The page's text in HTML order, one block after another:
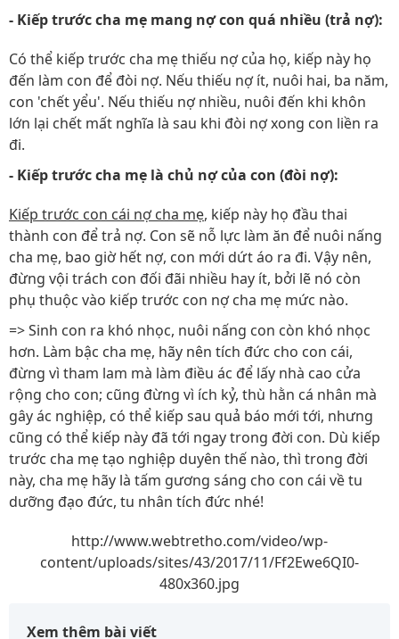
- Kiếp trước cha mẹ mang nợ con quá nhiều (trả nợ):
Có thể kiếp trước cha mẹ thiếu nợ của họ, kiếp này họ
đến làm con để đòi nợ. Nếu thiếu nợ ít, nuôi hai, ba năm,
con 'chết yểu'. Nếu thiếu nợ nhiều, nuôi đến khi khôn
lớn lại chết mất nghĩa là sau khi đòi nợ xong con liền ra
đi.
- Kiếp trước cha mẹ là chủ nợ của con (đòi nợ):
Kiếp trước con cái nợ cha mẹ, kiếp này họ đầu thai
thành con để trả nợ. Con sẽ nỗ lực làm ăn để nuôi nấng
cha mẹ, bao giờ hết nợ, con mới dứt áo ra đi. Vậy nên,
đừng vội trách con đối đãi nhiều hay ít, bởi lẽ nó còn
phụ thuộc vào kiếp trước con nợ cha mẹ mức nào.
=> Sinh con ra khó nhọc, nuôi nấng con còn khó nhọc
hơn. Làm bậc cha mẹ, hãy nên tích đức cho con cái,
đừng vì tham lam mà làm điều ác để lấy nhà cao cửa
rộng cho con; cũng đừng vì ích kỷ, thù hằn cá nhân mà
gây ác nghiệp, có thể kiếp sau quả báo mới tới, nhưng
cũng có thể kiếp này đã tới ngay trong đời con. Dù kiếp
trước cha mẹ tạo nghiệp duyên thế nào, thì trong đời
này, cha mẹ hãy là tấm gương sáng cho con cái về tu
dưỡng đạo đức, tu nhân tích đức nhé!
http://www.webtretho.com/video/wp-
content/uploads/sites/43/2017/11/Ff2Ewe6QI0-
480x360.jpg
Xem thêm bài viết